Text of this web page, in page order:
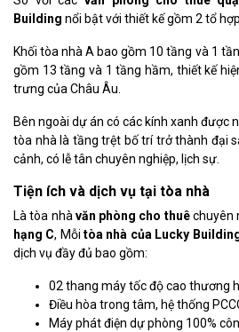
Building nổi bật với thiết kế gồm 2 tổ hợp
Khối tòa nhà A bao gồm 10 tầng và 1
gồm 13 tầng và 1 tầng hầm, thiết kế
trưng của Châu Âu.
Bên ngoài dự án có các kính xanh được
tòa nhà là tầng trệt bố trí trở thành đại
cảnh, có lễ tân chuyên nghiệp, lịch sự.
Tiện ích và dịch vụ tại tòa nhà
Là tòa nhà văn phòng cho thuêchuyên
hạng C, Mỗitòa nhà của Lucky
dịch vụ đầy đủ bao gồm:
02 thang máy tốc độ cao thương
Điều hòa trong tâm, hệ thống
Máy phát điện dự phòng 100%